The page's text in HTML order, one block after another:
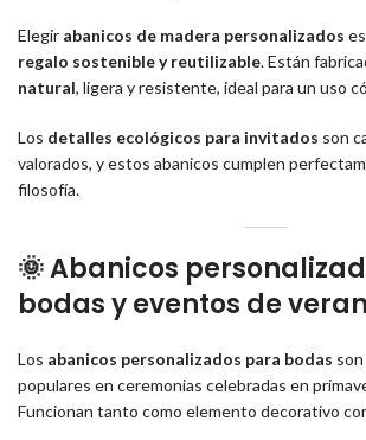
Elegir abanicos de madera personalizados
regalo sostenible y reutilizable. Están
natural, ligera y resistente, ideal para un uso
Los detalles ecológicos para invitados son
valorados, y estos abanicos cumplen
filosofía.
🌞 Abanicos
bodas y eventos de
Los abanicos personalizados para bodas
populares en ceremonias celebradas en
Funcionan tanto como elemento decorativo